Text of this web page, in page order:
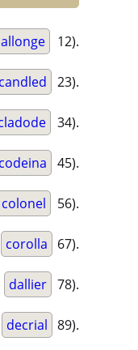
allonge 12).
candled 23).
34).
codeina 45).
colonel 56).
corolla 67).
dallier 78).
decrial 89).